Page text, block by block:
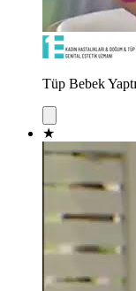
Tüp Bebek
★